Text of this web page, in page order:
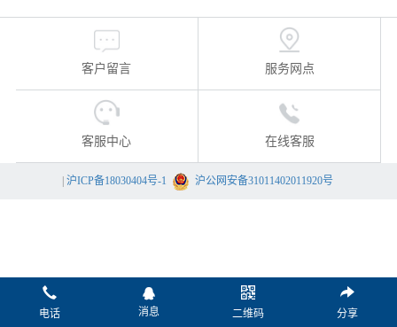
客户留言 服务网点
客服中心 在线客服
沪ICP备18030404号-1 沪公网安备31011402011920号
电话 消息 二维码 分享